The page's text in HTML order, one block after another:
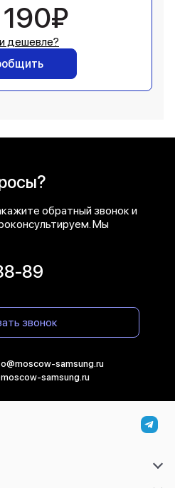
дешевле?
обратный звонок и
Мы
89
звонок
samsung.ru
samsung.ru